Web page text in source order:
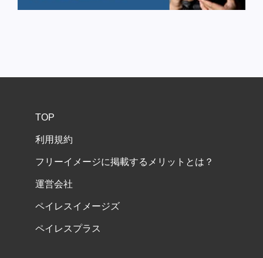
TOP
利用規約
フリーイメージに掲載するメリットとは？
運営会社
ペイレスイメージズ
ペイレスプラス